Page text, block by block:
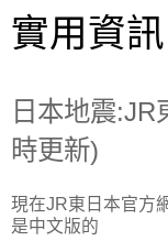
實用資訊
日本地震
時更新)
現在JR東日本官方
是中文版的